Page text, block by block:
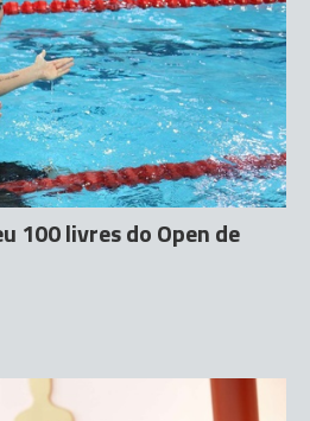
100 livres do Open de